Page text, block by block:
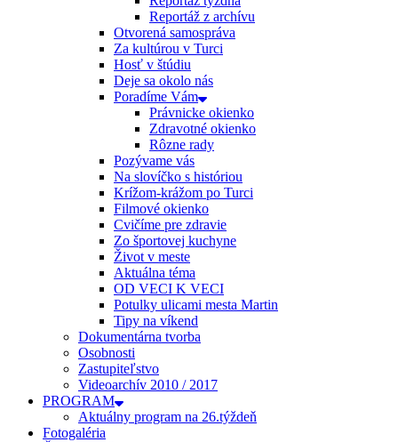
Reportáž z archívu
Otvorená samospráva
Za kultúrou v Turci
Hosť v štúdiu
Deje sa okolo nás
Poradíme Vám
Právnicke okienko
Zdravotné okienko
Rôzne rady
Pozývame vás
Na slovíčko s históriou
Krížom-krážom po Turci
Filmové okienko
Cvičíme pre zdravie
Zo športovej kuchyne
Život v meste
Aktuálna téma
OD VECI K VECI
Potulky ulicami mesta Martin
Tipy na víkend
Dokumentárna tvorba
Osobnosti
Zastupiteľstvo
Videoarchív 2010 / 2017
PROGRAM
Aktuálny program na 26.týždeň
Fotogaléria